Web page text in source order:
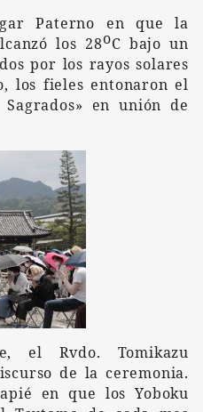
Paterno en que la
los 28oC bajo un
por los rayos solares
los fieles entonaron el
en unión de
el Rvdo. Tomikazu
de la ceremonia.
en que los Yoboku